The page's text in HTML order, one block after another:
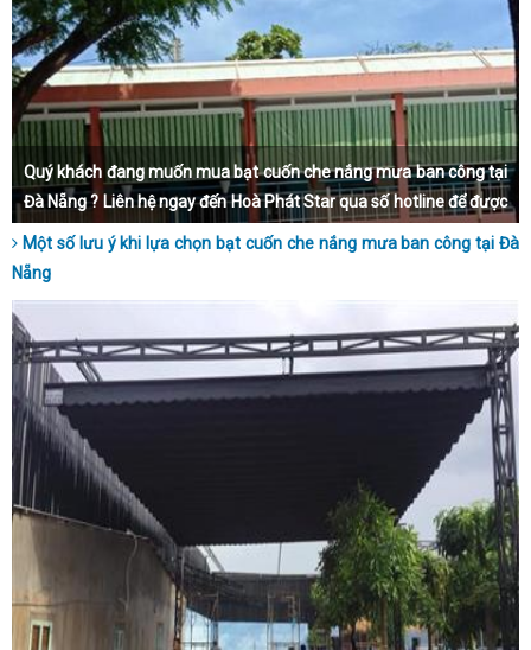
Quý khách đang muốn mua bạt cuốn che nắng mưa ban công tại
Đà Nẵng ? Liên hệ ngay đến Hoà Phát Star qua số hotline để được
tư vấn nhé.
Một số lưu ý khi lựa chọn bạt cuốn che nắng mưa ban công tại Đà
Nẵng